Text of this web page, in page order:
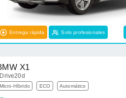
Entrega rápida Solo profesionales
X1
Micro-Híbrido ECO Automático